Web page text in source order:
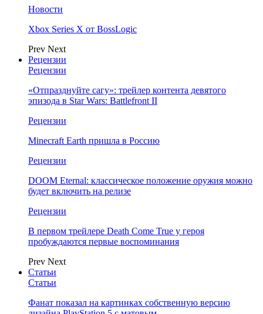
Новости
Xbox Series X от BossLogic
Prev Next
Рецензии
Рецензии
«Отпразднуйте сагу»: трейлер контента девятого
эпизода в Star Wars: Battlefront II
Рецензии
Minecraft Earth пришла в Россию
Рецензии
DOOM Eternal: классическое положение оружия можно
будет включить на релизе
Рецензии
В первом трейлере Death Come True у героя
пробуждаются первые воспоминания
Prev Next
Статьи
Статьи
Фанат показал на картинках собственную версию